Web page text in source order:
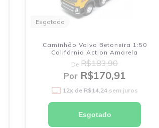
Esgotado
Caminhão Volvo Betoneira 1:50
Califórnia Action Amarela
De R$183,90
PorR$170,91
12x de R$14,24sem juros
Esgotado